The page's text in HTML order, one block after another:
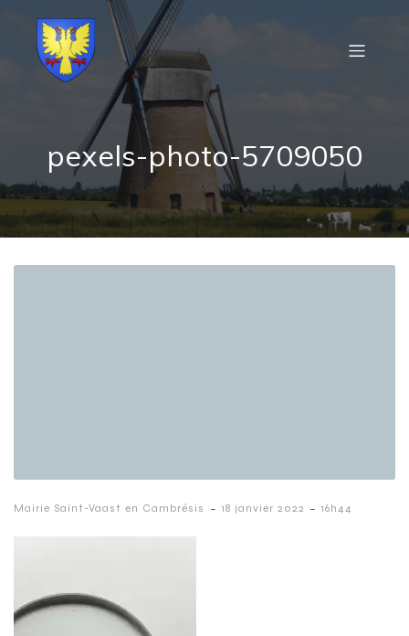
pexels-photo-5709050
Mairie Saint-Vaast en Cambrésis - 18 janvier 2022 - 16h44